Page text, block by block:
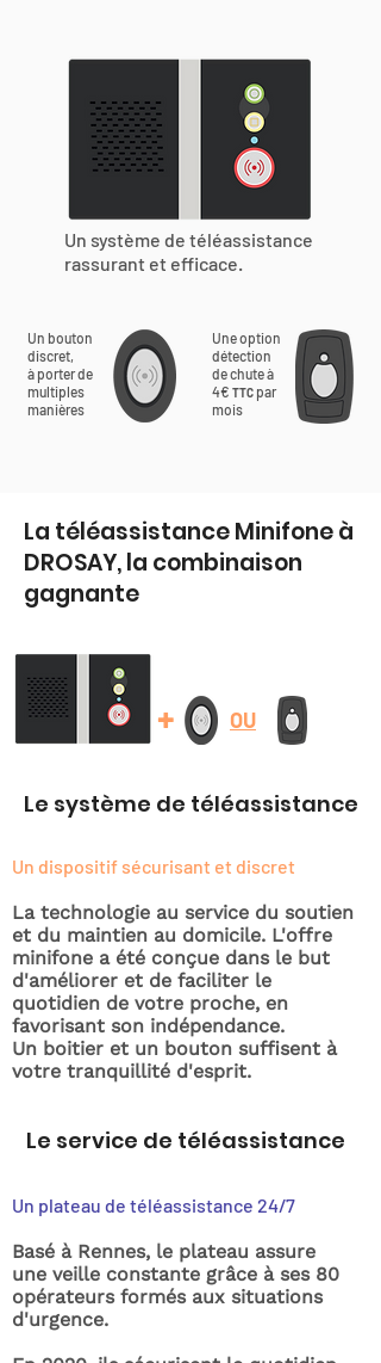
Un système de téléassistance
rassurant et efficace.
Un bouton
discret,
à porter de
multiples
manières
Une option
détection
de chute à
4€ TTC par
mois
La téléassistance Minifone à
DROSAY, la combinaison
gagnante
+ OU
Le système de téléassistance
Un dispositif sécurisant et discret
La technologie au service du soutien
et du maintien au domicile. L'offre
minifone a été conçue dans le but
d'améliorer et de faciliter le
quotidien de votre proche, en
favorisant son indépendance.
Un boitier et un bouton suffisent à
votre tranquillité d'esprit.
Le service de téléassistance
Un plateau de téléassistance 24/7
Basé à Rennes, le plateau assure
une veille constante grâce à ses 80
opérateurs formés aux situations
d'urgence.